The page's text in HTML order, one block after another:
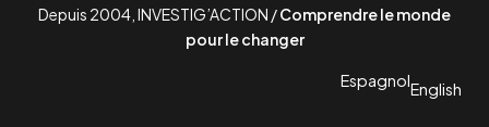
Depuis 2004, INVESTIG’ACTION /Comprendre le monde
pour le changer
EspagnolEnglish